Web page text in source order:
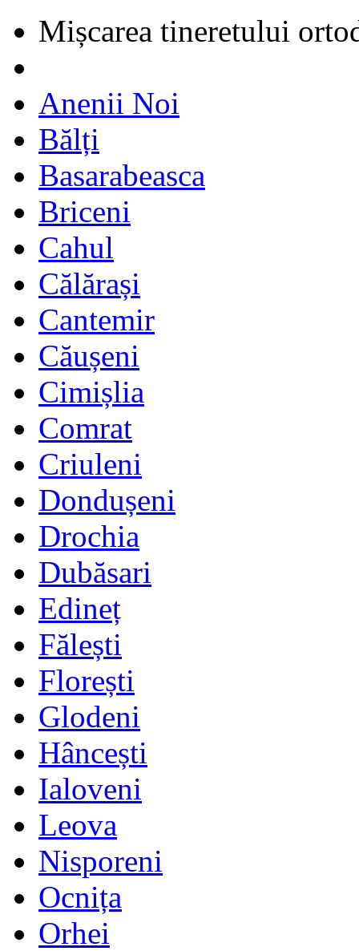
Mișcarea tineretului
Anenii Noi
Bălți
Basarabeasca
Briceni
Cahul
Călărași
Cantemir
Căușeni
Cimișlia
Comrat
Criuleni
Dondușeni
Drochia
Dubăsari
Edineț
Fălești
Florești
Glodeni
Hâncești
Ialoveni
Leova
Nisporeni
Ocnița
Orhei